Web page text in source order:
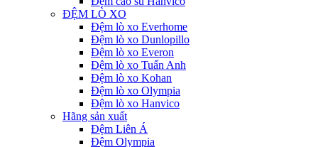
ĐỆM LÒ XO
Đệm lò xo Everhome
Đệm lò xo Dunlopillo
Đệm lò xo Everon
Đệm lò xo Tuấn Anh
Đệm lò xo Kohan
Đệm lò xo Olympia
Đệm lò xo Hanvico
Hãng sản xuất
Đệm Liên Á
Đệm Olympia